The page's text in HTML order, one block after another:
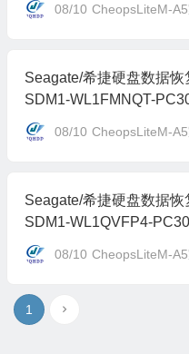
08/10 CheopsLiteM-
Seagate/希捷硬盘数据
SDM1-WL1FMNQT-
08/10 CheopsLiteM-
Seagate/希捷硬盘数据
SDM1-WL1QVFP4-
08/10 CheopsLiteM-
1